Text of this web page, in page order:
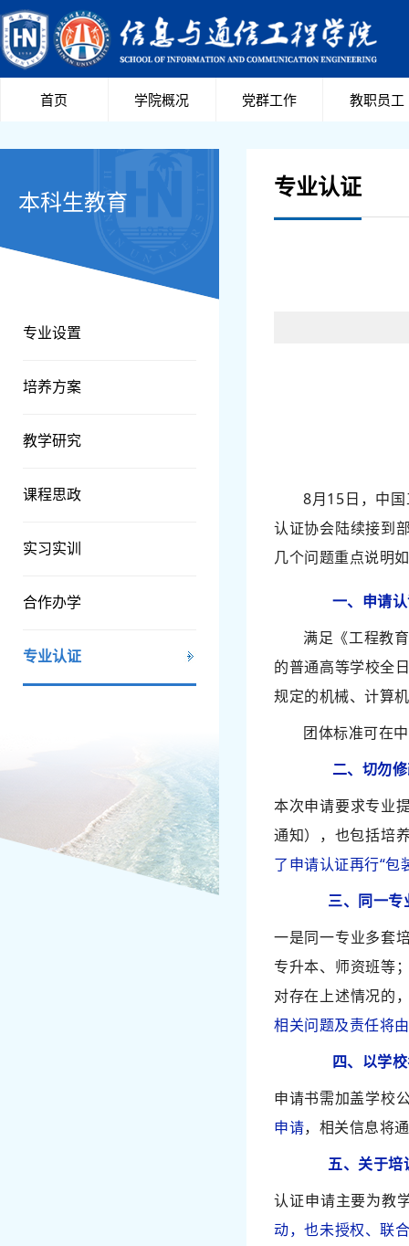
首页 学院概况 党群工作 教职员工
本科生教育
专业设置
培养方案
教学研究
课程思政
实习实训
合作办学
专业认证
专业认证
8月15日，中
认证协会陆续接到
几个问题重点说明
一、申请
满足《工程教
的普通高等学校全
规定的机械、计算
团体标准可在
二、切勿
本次申请要求专业
通知），也包括
了申请认证再行“包
三、同一专
一是同一专业多套
专升本、师资班等
对存在上述情况
相关问题及责任将
四、以学
申请书需加盖学
申请，相关信息将
五、关于培
认证申请主要为
动，也未授权、联